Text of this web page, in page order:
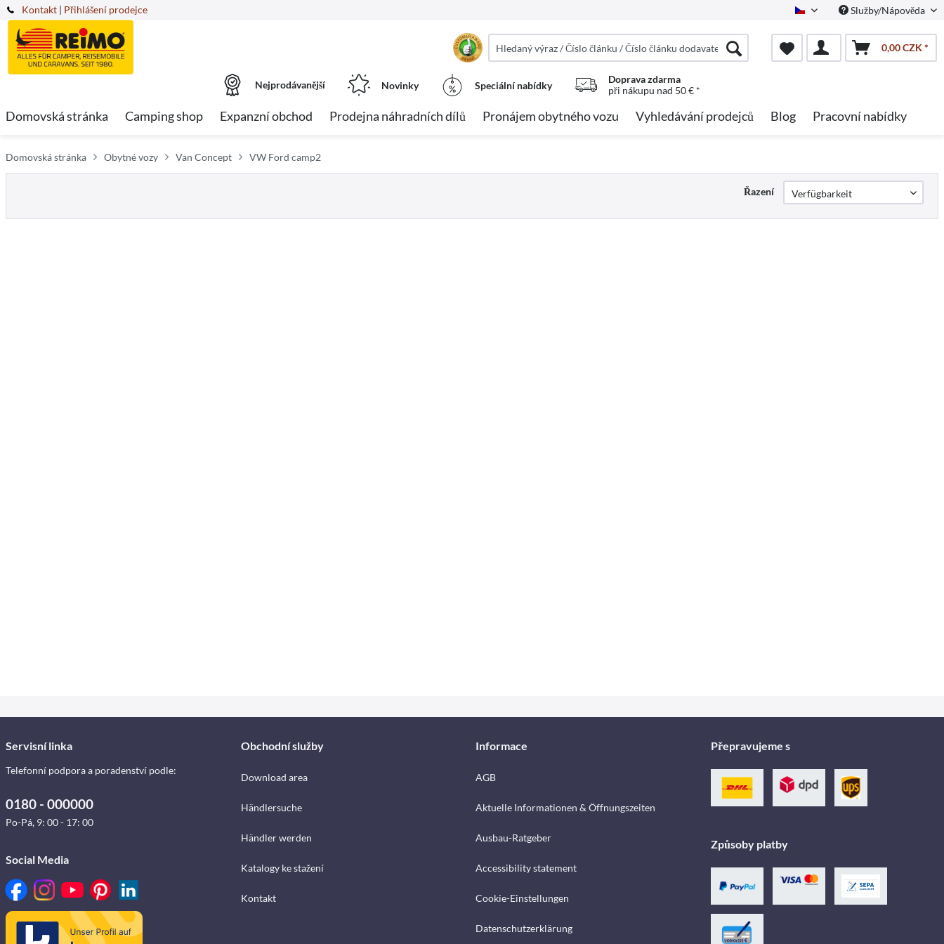
Kontakt Czech Služby/Nápověda
| Přihlášení prodejce
0,00 CZK *
Nejprodávanější Novinky Speciální nabídky
Doprava zdarma
při nákupu nad 50 € *
Domovská stránka Camping shop Expanzní obchod Prodejna náhradních dílů Pronájem obytného vozu Vyhledávání prodejců Blog Pracovní nabídky
Domovská stránka Obytné vozy Van Concept VW Ford camp2
Řazení
Servisní linka
Telefonní podpora a poradenství podle:
0180 - 000000
Po-Pá, 9: 00 - 17: 00
Social Media
Obchodní služby
Download area
Händlersuche
Händler werden
Katalogy ke stažení
Kontakt
Informace
AGB
Aktuelle Informationen & Öffnungszeiten
Ausbau-Ratgeber
Accessibility statement
Cookie-Einstellungen
Datenschutzerklärung
Přepravujeme s
Způsoby platby